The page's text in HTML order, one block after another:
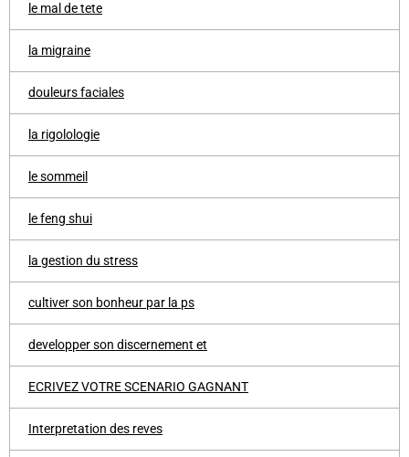
le mal de tete
la migraine
douleurs faciales
la rigolologie
le sommeil
le feng shui
la gestion du stress
cultiver son bonheur par la ps
developper son discernement et
ECRIVEZ VOTRE SCENARIO GAGNANT
Interpretation des reves